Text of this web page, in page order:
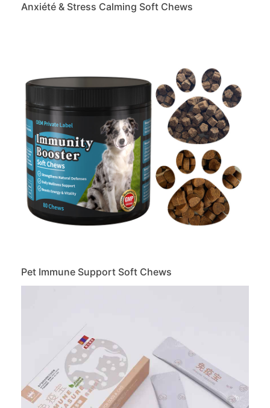
Anxiété & Stress Calming Soft Chews
Pet Immune Support Soft Chews